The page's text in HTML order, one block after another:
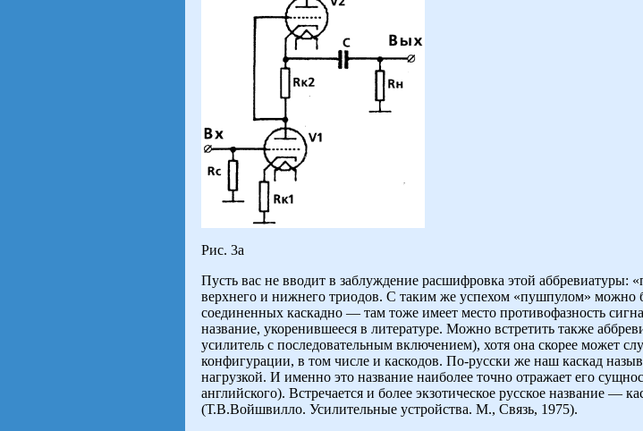
Рис. 3a
Пусть вас не вводит в заблуждение расшифровка этой аббревиатуры:
верхнего и нижнего триодов. С таким же успехом «пушпулом» можно
соединенных каскадно — там тоже имеет место противофазность
название, укоренившееся в литературе. Можно встретить также
усилитель с последовательным включением), хотя она скорее может
конфигурации, в том числе и каскодов. По-русски же наш каскад
нагрузкой. И именно это название наиболее точно отражает его
английского). Встречается и более экзотическое русское название —
(Т.В.Войшвилло. Усилительные устройства. М., Связь, 1975).